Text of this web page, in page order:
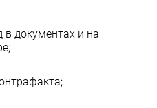
в документах и на